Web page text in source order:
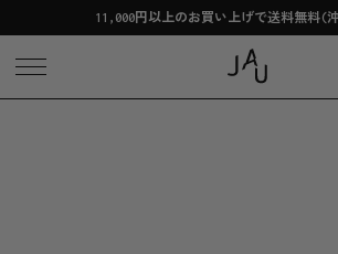
11,000円以上のお買い上げで送料無料(